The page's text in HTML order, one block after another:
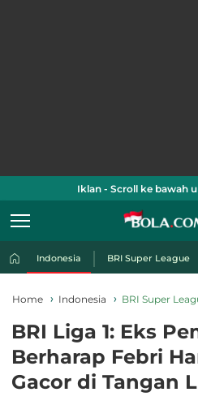
Iklan - Scroll ke bawah
Indonesia BRI Super League
Home Indonesia BRI Super
BRI Liga 1: Eks
Berharap Febri
Gacor di Tangan